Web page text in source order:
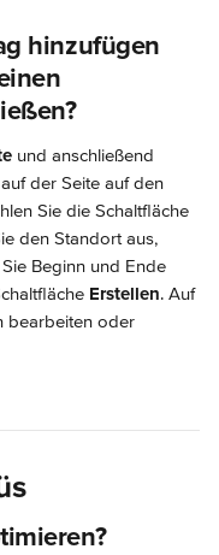
hinzufügen
und anschließend
der Seite auf den
Sie die Schaltfläche
den Standort aus,
Beginn und Ende
Erstellen. Auf
bearbeiten oder